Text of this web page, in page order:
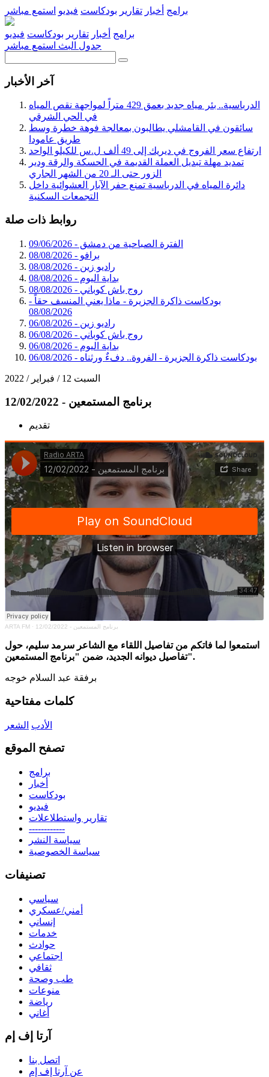
برامج أخبار تقارير بودكاست فيديو استمع مباشر
برامج أخبار تقارير بودكاست فيديو
جدول البث استمع مباشر
آخر الأخبار
الدرباسية.. بئر مياه جديد بعمق 429 متراً لمواجهة نقص المياه
في الحي الشرقي
سائقون في القامشلي يطالبون بمعالجة فوهة خطرة وسط
طريق عامودا
ارتفاع سعر الفروج في ديريك إلى 49 ألف ل.س للكيلو الواحد
تمديد مهلة تبديل العملة القديمة في الحسكة والرقة ودير
الزور حتى الـ 20 من الشهر الجاري
دائرة المياه في الدرباسية تمنع حفر الآبار العشوائية داخل
التجمعات السكنية
روابط ذات صلة
الفترة الصباحية من دمشق - 09/06/2026
برافو - 08/08/2026
راديو زين - 08/08/2026
بداية اليوم - 08/08/2026
روج باش كوباني - 08/08/2026
بودكاست ذاكرة الجزيرة - ماذا يعني المنسف حقاً -
08/08/2026
راديو زين - 06/08/2026
روج باش كوباني - 06/08/2026
بداية اليوم - 06/08/2026
بودكاست ذاكرة الجزيرة - الفروة.. دفءٌ ورثناه - 06/08/2026
السبت 12 / فبراير / 2022
برنامج المستمعين - 12/02/2022
تقديم
ARTA FM · برنامج المستمعين - 12/02/2022
استمعوا لما فاتكم من تفاصيل اللقاء مع الشاعر سرمد سليم، حول
تفاصيل ديوانه الجديد، ضمن "برنامج المستمعين".
كلمات مفتاحية
الأدب الشعر
تصفح الموقع
برامج
أخبار
بودكاست
فيديو
تقارير واستطلاعلات
------------
سياسة النشر
سياسة الخصوصية
تصنيفات
سياسي
أمني/عسكري
إنساني
خدمات
حوادث
اجتماعي
ثقافي
طب وصحة
منوعات
رياضة
أغاني
آرتا إف إم
اتصل بنا
عن آرتا إف إم